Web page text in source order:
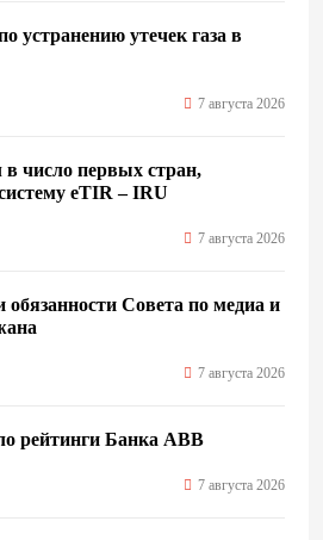
устранению утечек газа в
7 августа 2026
число первых стран,
eTIR – IRU
7 августа 2026
Совета по медиа и
7 августа 2026
рейтинги Банка ABB
7 августа 2026